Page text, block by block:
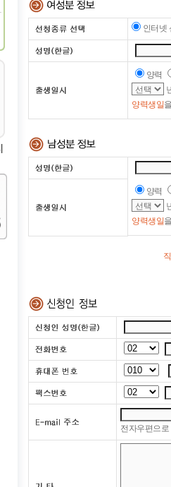
인터넷
양력
양력생일
양력
양력생일
전자우편으